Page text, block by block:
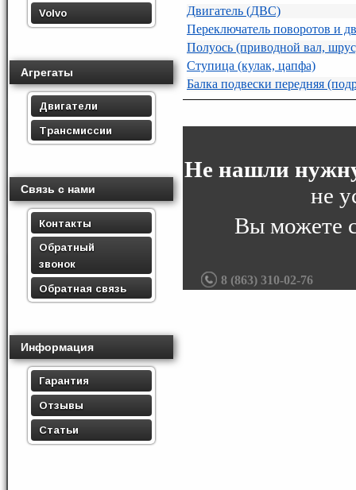
Volvo
Агрегаты
Двигатели
Трансмиссии
Связь с нами
Контакты
Обратный
звонок
Обратная связь
Информация
Гарантия
Отзывы
Статьи
Двигатель (ДВС)
Переключатель поворотов и
Полуось (приводной вал,
Ступица (кулак, цапфа)
Балка подвески передняя
Не нашли
не
Вы можете
8 (863) 310-02-76